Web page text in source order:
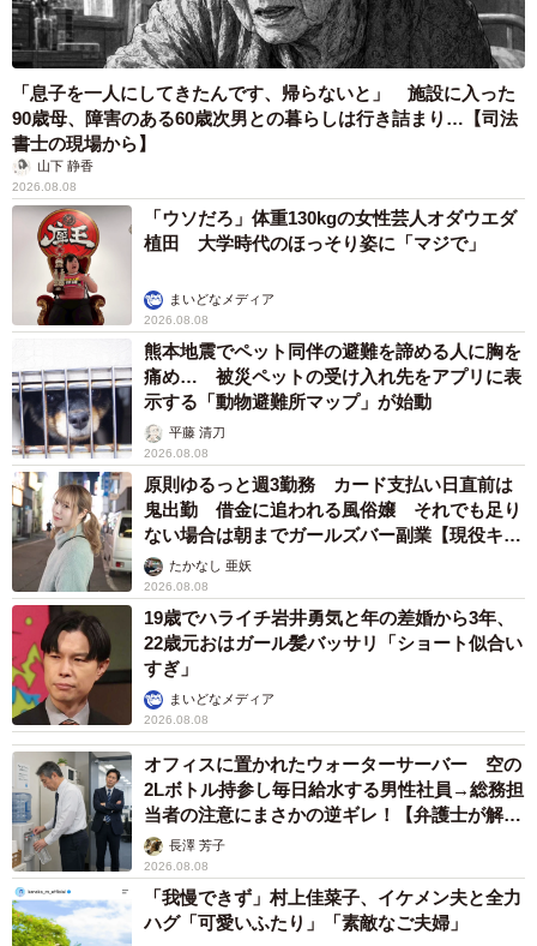
「息子を一人にしてきたんです、帰らないと」 施設に入った
90歳母、障害のある60歳次男との暮らしは行き詰まり…【司法
書士の現場から】
山下 静香
2026.08.08
「ウソだろ」体重130kgの女性芸人オダウエダ
植田 大学時代のほっそり姿に「マジで」
まいどなメディア
2026.08.08
熊本地震でペット同伴の避難を諦める人に胸を
痛め… 被災ペットの受け入れ先をアプリに表
示する「動物避難所マップ」が始動
平藤 清刀
2026.08.08
原則ゆるっと週3勤務 カード支払い日直前は
鬼出勤 借金に追われる風俗嬢 それでも足り
ない場合は朝までガールズバー副業【現役キャ
ストに取材】
たかなし 亜妖
2026.08.08
19歳でハライチ岩井勇気と年の差婚から3年、
22歳元おはガール髪バッサリ「ショート似合い
すぎ」
まいどなメディア
2026.08.08
オフィスに置かれたウォーターサーバー 空の
2Lボトル持参し毎日給水する男性社員→総務担
当者の注意にまさかの逆ギレ！【弁護士が解
説】長澤 芳子
2026.08.08
「我慢できず」村上佳菜子、イケメン夫と全力
ハグ「可愛いふたり」「素敵なご夫婦」